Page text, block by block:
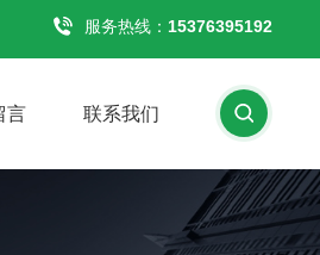
服务热线： 15376395192
言 联系我们